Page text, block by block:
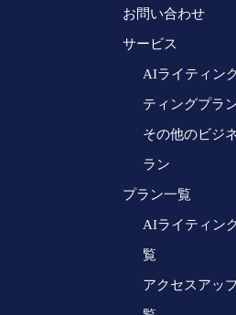
お問い合わせ
サービス
AIライティン
ティングプラ
その他のビジ
ラン
プラン一覧
AIライティン
覧
アクセスアッ